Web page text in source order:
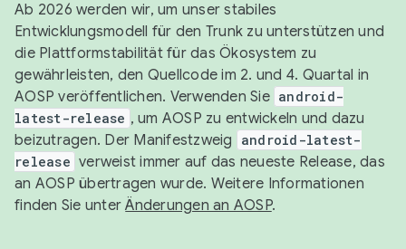
Ab 2026 werden wir, um unser stabiles
Entwicklungsmodell für den Trunk zu unterstützen und
die Plattformstabilität für das Ökosystem zu
gewährleisten, den Quellcode im 2. und 4. Quartal in
AOSP veröffentlichen. Verwenden Sie android-
latest-release , um AOSP zu entwickeln und dazu
beizutragen. Der Manifestzweig
android-latest-
release verweist immer auf das neueste Release, das
an AOSP übertragen wurde. Weitere Informationen
finden Sie unterÄnderungen an AOSP.